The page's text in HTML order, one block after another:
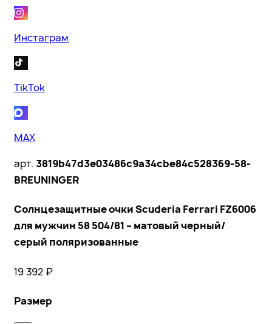
Инстаграм
TikTok
MAX
арт. 3819b47d3e03486c9a34cbe84c528369-58-
BREUNINGER
Солнцезащитные очки Scuderia Ferrari FZ6006
для мужчин 58 504/81 – матовый черный/
серый поляризованные
19 392 ₽
Размер